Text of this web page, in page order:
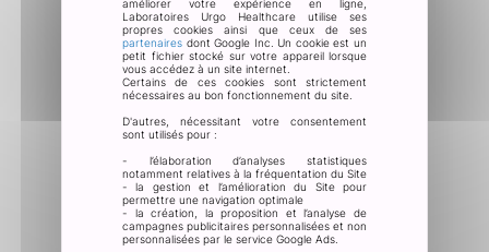
SANTÉ DE LA FEMME
URGO Recharges du patch
URGOGYN
4,7
Note comprenant 171 évaluations calculée sur Fact
(03/2026)
Acheter Voir
améliorer votre expérience en ligne,
Laboratoires Urgo Healthcare utilise ses
propres cookies ainsi que ceux de ses
partenaires dont Google Inc. Un cookie est un
petit fichier stocké sur votre appareil lorsque
vous accédez à un site internet.
Certains de ces cookies sont strictement
nécessaires au bon fonctionnement du site.
D'autres, nécessitant votre consentement
sont utilisés pour :
- l’élaboration d’analyses statistiques
notamment relatives à la fréquentation du Site
- la gestion et l’amélioration du Site pour
permettre une navigation optimale
- la création, la proposition et l’analyse de
campagnes publicitaires personnalisées et non
personnalisées par le service Google Ads.